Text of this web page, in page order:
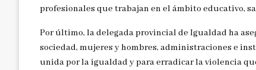
profesionales que trabajan en el ámbito educativo,
Por último, la delegada provincial de Igualdad ha
sociedad, mujeres y hombres, administraciones e
unida por la igualdad y para erradicar la violencia